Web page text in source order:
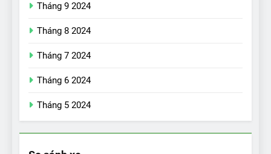
Tháng 9 2024
Tháng 8 2024
Tháng 7 2024
Tháng 6 2024
Tháng 5 2024
18
Những trải nghiệm đỉnh cao